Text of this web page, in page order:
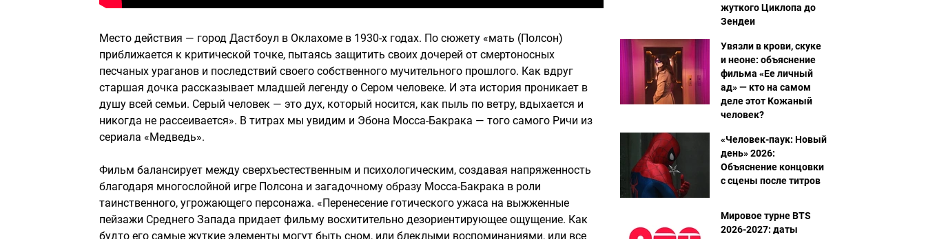
Место действия — город Дастбоул в Оклахоме в 1930-х годах. По сюжету «мать (Полсон)
приближается к критической точке, пытаясь защитить своих дочерей от смертоносных
песчаных ураганов и последствий своего собственного мучительного прошлого. Как вдруг
старшая дочка рассказывает младшей легенду о Сером человеке. И эта история проникает в
душу всей семьи. Серый человек — это дух, который носится, как пыль по ветру, вдыхается и
никогда не рассеивается». В титрах мы увидим и Эбона Мосса-Бакрака — того самого Ричи из
сериала «Медведь».
Фильм балансирует между сверхъестественным и психологическим, создавая напряженность
благодаря многослойной игре Полсона и загадочному образу Мосса-Бакрака в роли
таинственного, угрожающего персонажа. «Перенесение готического ужаса на выжженные
пейзажи Среднего Запада придает фильму восхитительно дезориентирующее ощущение. Как
будто его самые жуткие элементы могут быть сном, или блеклыми воспоминаниями, или все
жуткого Циклопа до
Зендеи
Увязли в крови, скуке
и неоне: объяснение
фильма «Ее личный
ад» — кто на самом
деле этот Кожаный
человек?
«Человек-паук: Новый
день» 2026:
Объяснение концовки
с сцены после титров
Мировое турне BTS
2026-2027: даты